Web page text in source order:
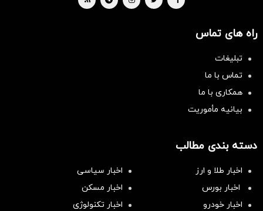
راه های تماس
تبلیغات
تماس با ما
همکاری با ما
بیانیه مأموریت
دسته بندی مطالب
اخبار طلا و ارز
اخبار سیاسی
اخبار بورس
اخبار مسکن
اخبار خودرو
اخبار تکنولوژی